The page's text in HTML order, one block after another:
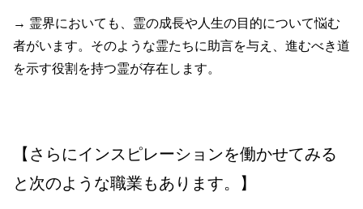
→ 霊界においても、霊の成長や人生の目的について悩む
者がいます。そのような霊たちに助言を与え、進むべき道
を示す役割を持つ霊が存在します。
【さらにインスピレーションを働かせてみる
と次のような職業もあります。】